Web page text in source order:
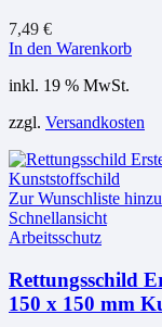
7,49 €
In den Warenkorb
inkl. 19 % MwSt.
zzgl. Versandkosten
Zur Wunschliste
Schnellansicht
Arbeitsschutz
Rettungsschild
150 x 150 mm